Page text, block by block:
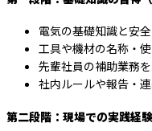
電気の基礎知識と安
工具や機材の名称・
先輩社員の補助業務
社内ルールや報告・
第二段階：現場での実践経